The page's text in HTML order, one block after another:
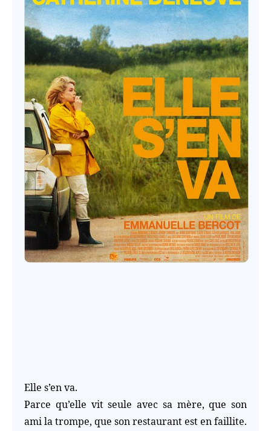
Elle s’en va.
Parce qu’elle vit seule avec sa mère, que son
ami la trompe, que son restaurant est en faillite.